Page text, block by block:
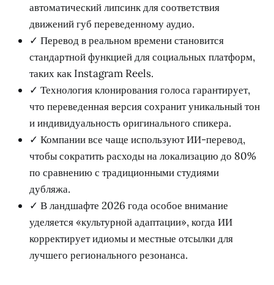
автоматический липсинк для соответствия
движений губ переведенному аудио.
✓ Перевод в реальном времени становится
стандартной функцией для социальных платформ,
таких как Instagram Reels.
✓ Технология клонирования голоса гарантирует,
что переведенная версия сохранит уникальный тон
и индивидуальность оригинального спикера.
✓ Компании все чаще используют ИИ-перевод,
чтобы сократить расходы на локализацию до 80%
по сравнению с традиционными студиями
дубляжа.
✓ В ландшафте 2026 года особое внимание
уделяется «культурной адаптации», когда ИИ
корректирует идиомы и местные отсылки для
лучшего регионального резонанса.